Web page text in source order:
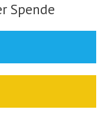
Spende